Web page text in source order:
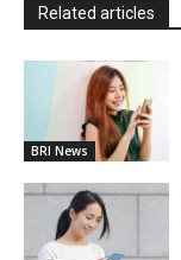
Related articles
BRI News